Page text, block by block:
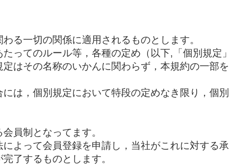
る一切の関係に適用されるものとします。
ってのルール等，各種の定め（以下,「個別規定」
はその名称のいかんに関わらず，本規約の一部を
は，個別規定において特段の定めなき限り，個別
員制となってます。
よって会員登録を申請し，当社がこれに対する承
了するものとします。